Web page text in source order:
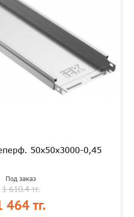
50х50х3000-0,45
Под заказ
1 610.4 тг.
464 тг.